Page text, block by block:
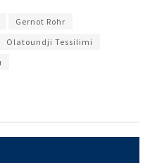
Gernot Rohr
Olatoundji Tessilimi